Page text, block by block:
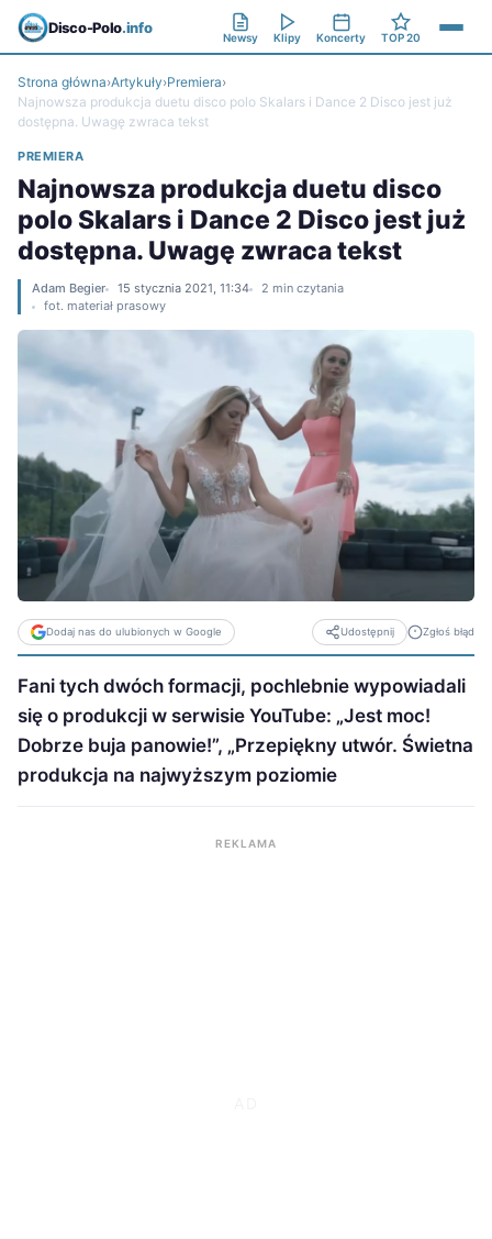
Disco-Polo.info
Newsy Klipy Koncerty TOP 20
Strona główna›Artykuły›Premiera›
Najnowsza produkcja duetu disco polo Skalars i Dance 2 Disco jest już
dostępna. Uwagę zwraca tekst
PREMIERA
Najnowsza produkcja duetu disco
polo Skalars i Dance 2 Disco jest już
dostępna. Uwagę zwraca tekst
Adam Begier 15 stycznia 2021, 11:34
2 min czytania
fot. materiał prasowy
Dodaj nas do ulubionych w Google Udostępnij Zgłoś błąd
Fani tych dwóch formacji, pochlebnie wypowiadali
się o produkcji w serwisie YouTube: „Jest moc!
Dobrze buja panowie!”, „Przepiękny utwór. Świetna
produkcja na najwyższym poziomie
REKLAMA